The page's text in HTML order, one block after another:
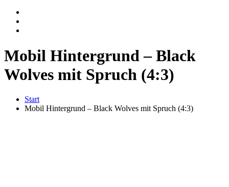
Mobil Hintergrund – Black
Wolves mit Spruch (4:3)
Start
Mobil Hintergrund – Black Wolves mit Spruch (4:3)